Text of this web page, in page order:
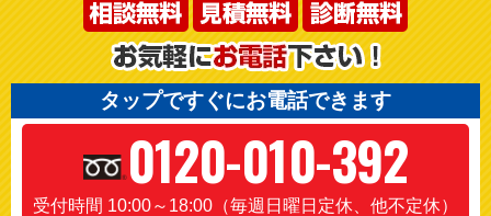
タップですぐにお電話できます
0120-010-392
受付時間 10:00～18:00（毎週日曜日定休、他不定休）